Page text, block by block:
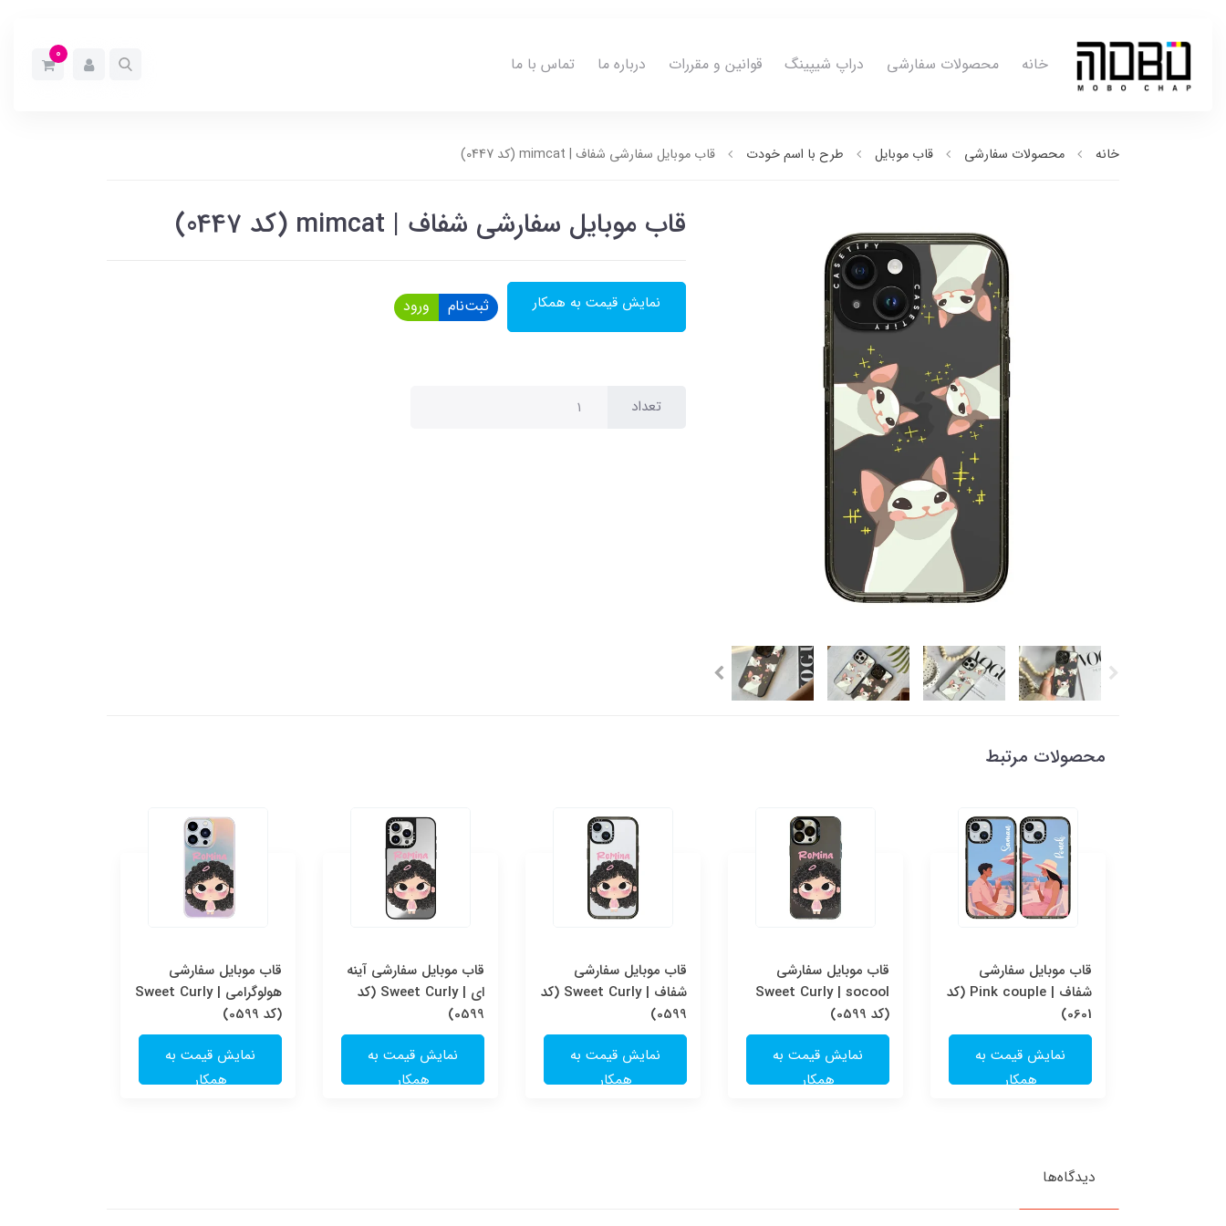
خانه محصولات سفارشی دراپ شیپینگ قوانین و مقررات درباره ما تماس با ما 0
خانه محصولات سفارشی قاب موبایل طرح با اسم خودت قاب موبایل سفارشی شفاف | mimcat (کد 0447)
قاب موبایل سفارشی شفاف | mimcat (کد 0447)
نمایش قیمت به همکار ثبت‌نام ورود
تعداد
محصولات مرتبط
قاب موبایل سفارشی
شفاف | Pink couple (کد
0601)
نمایش قیمت به
همکار
قاب موبایل سفارشی
Sweet Curly | socool
(کد 0599)
نمایش قیمت به
همکار
قاب موبایل سفارشی
شفاف | Sweet Curly (کد
0599)
نمایش قیمت به
همکار
قاب موبایل سفارشی آینه
ای | Sweet Curly (کد
0599)
نمایش قیمت به
همکار
قاب موبایل سفارشی
هولوگرامی | Sweet Curly
(کد 0599)
نمایش قیمت به
همکار
دیدگاه‌ها